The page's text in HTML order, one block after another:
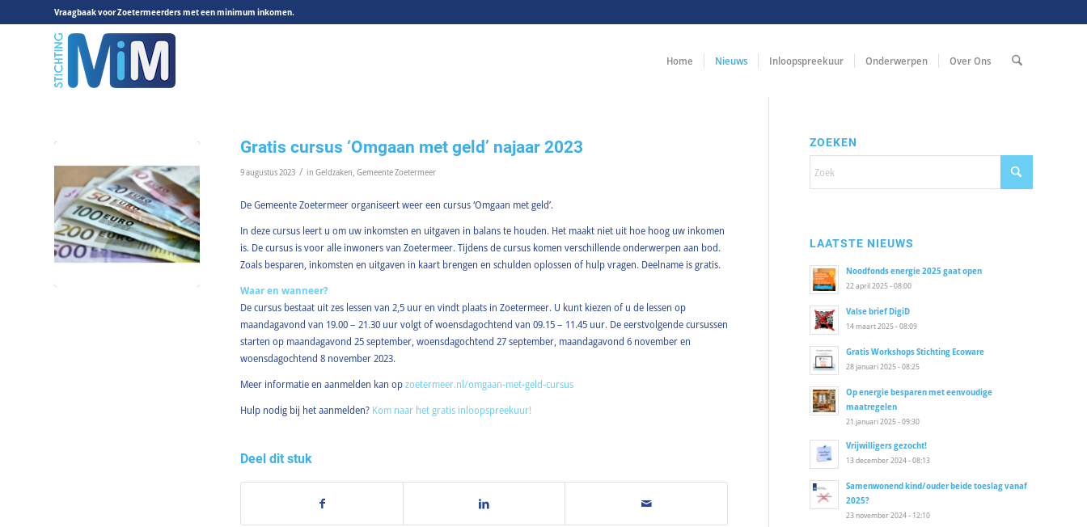
Vraagbaak voor Zoetermeerders met een minimum inkomen.
Home Nieuws Inloopspreekuur Onderwerpen Over Ons
Gratis cursus ‘Omgaan met geld’ najaar 2023
9 augustus 2023 / in Geldzaken, Gemeente Zoetermeer
De Gemeente Zoetermeer organiseert weer een cursus ‘Omgaan met geld’.
In deze cursus leert u om uw inkomsten en uitgaven in balans te houden. Het maakt niet uit hoe hoog uw inkomen
is. De cursus is voor alle inwoners van Zoetermeer. Tijdens de cursus komen verschillende onderwerpen aan bod.
Zoals besparen, inkomsten en uitgaven in kaart brengen en schulden oplossen of hulp vragen. Deelname is gratis.
Waar en wanneer?
De cursus bestaat uit zes lessen van 2,5 uur en vindt plaats in Zoetermeer. U kunt kiezen of u de lessen op
maandagavond van 19.00 – 21.30 uur volgt of woensdagochtend van 09.15 – 11.45 uur. De eerstvolgende cursussen
starten op maandagavond 25 september, woensdagochtend 27 september, maandagavond 6 november en
woensdagochtend 8 november 2023.
Meer informatie en aanmelden kan opzoetermeer.nl/omgaan-met-geld-cursus
Hulp nodig bij het aanmelden? Kom naar het gratis inloopspreekuur!
Deel dit stuk
ZOEKEN
LAATSTE NIEUWS
Noodfonds energie 2025 gaat open
22 april 2025 - 08:00
Valse brief DigiD
14 maart 2025 - 08:09
Gratis Workshops Stichting Ecoware
28 januari 2025 - 08:25
Op energie besparen met eenvoudige
maatregelen
21 januari 2025 - 09:30
Vrijwilligers gezocht!
13 december 2024 - 08:13
Samenwonend kind/ouder beide toeslag vanaf
2025?
23 november 2024 - 12:10